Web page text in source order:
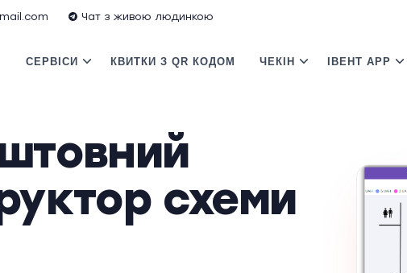
Чат з живою людинкою
СЕРВІСИ КВИТКИ З QR КОДОМ ЧЕКІН ІВЕНТ APP
схеми